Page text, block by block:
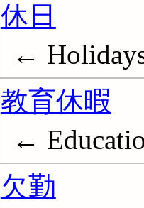
休日
←
教育休暇
←
欠勤